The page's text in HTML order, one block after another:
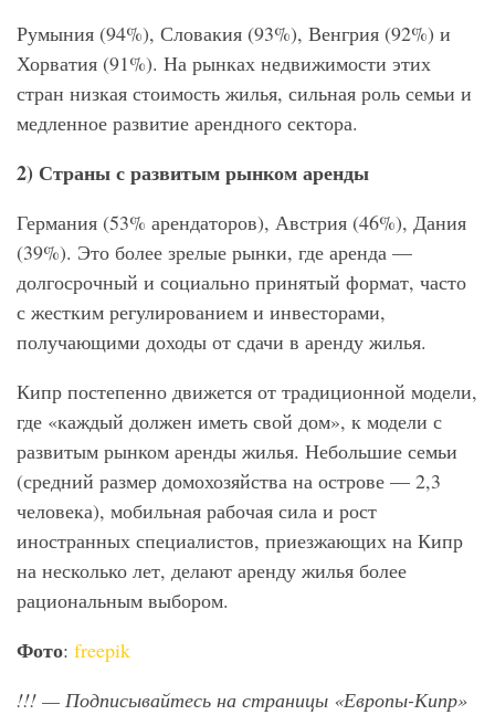
Румыния (94%), Словакия (93%), Венгрия (92%) и
Хорватия (91%). На рынках недвижимости этих
стран низкая стоимость жилья, сильная роль семьи и
медленное развитие арендного сектора.
2) Страны с развитым рынком аренды
Германия (53% арендаторов), Австрия (46%), Дания
(39%). Это более зрелые рынки, где аренда —
долгосрочный и социально принятый формат, часто
с жестким регулированием и инвесторами,
получающими доходы от сдачи в аренду жилья.
Кипр постепенно движется от традиционной модели,
где «каждый должен иметь свой дом», к модели с
развитым рынком аренды жилья. Небольшие семьи
(средний размер домохозяйства на острове — 2,3
человека), мобильная рабочая сила и рост
иностранных специалистов, приезжающих на Кипр
на несколько лет, делают аренду жилья более
рациональным выбором.
Фото: freepik
!!! — Подписывайтесь на страницы «Европы-Кипр»